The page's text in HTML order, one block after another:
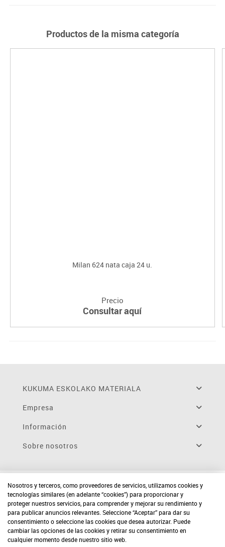
Productos de la misma categoría
Milan 624 nata caja 24 u.
Precio
Consultar aquí
KUKUMA ESKOLAKO MATERIALA
Empresa
Información
Sobre nosotros
Nosotros y terceros, como proveedores de servicios, utilizamos cookies y
tecnologías similares (en adelante “cookies”) para proporcionar y
proteger nuestros servicios, para comprender y mejorar su rendimiento y
para publicar anuncios relevantes. Seleccione “Aceptar” para dar su
consentimiento o seleccione las cookies que desea autorizar. Puede
cambiar las opciones de las cookies y retirar su consentimiento en
cualquier momento desde nuestro sitio web.